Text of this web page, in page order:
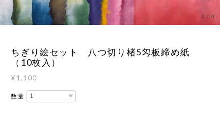
3 /4
ちぎり絵セット 八つ切り楮5匁板締め紙
（10枚入）
¥1,100
数量